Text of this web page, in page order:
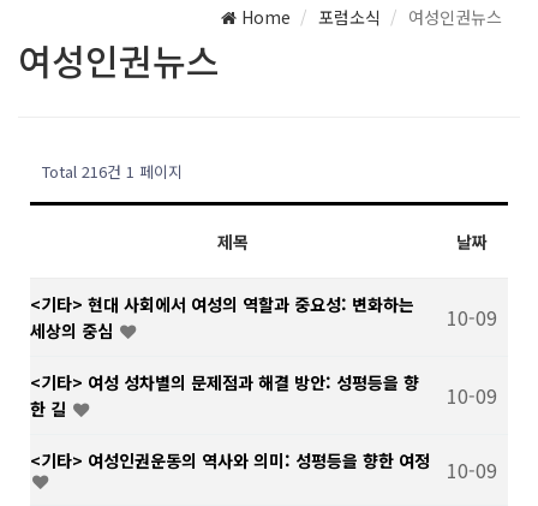
Home 포럼소식 여성인권뉴스
여성인권뉴스
Total 216건 1 페이지
제목 날짜
<기타> 현대 사회에서 여성의 역할과 중요성: 변화하는
세상의 중심
10-09
<기타> 여성 성차별의 문제점과 해결 방안: 성평등을 향
한 길
10-09
<기타> 여성인권운동의 역사와 의미: 성평등을 향한 여정 10-09